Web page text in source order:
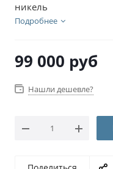
никель
Подробнее
99 000 руб
Нашли дешевле?